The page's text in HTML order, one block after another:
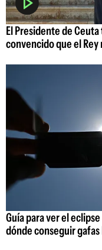
El Presidente de
convencido que el Rey
Guía para ver el
dónde conseguir